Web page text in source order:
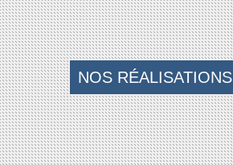
NOS RÉALISATIONS